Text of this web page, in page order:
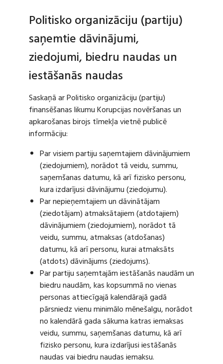
Politisko organizāciju (partiju)
saņemtie dāvinājumi,
ziedojumi, biedru naudas un
iestāšanās naudas
Saskaņā ar Politisko organizāciju (partiju)
finansēšanas likumu Korupcijas novēršanas un
apkarošanas birojs tīmekļa vietnē publicē
informāciju:
Par visiem partiju saņemtajiem dāvinājumiem
(ziedojumiem), norādot tā veidu, summu,
saņemšanas datumu, kā arī fizisko personu,
kura izdarījusi dāvinājumu (ziedojumu).
Par nepieņemtajiem un dāvinātājam
(ziedotājam) atmaksātajiem (atdotajiem)
dāvinājumiem (ziedojumiem), norādot tā
veidu, summu, atmaksas (atdošanas)
datumu, kā arī personu, kurai atmaksāts
(atdots) dāvinājums (ziedojums).
Par partiju saņemtajām iestāšanās naudām un
biedru naudām, kas kopsummā no vienas
personas attiecīgajā kalendārajā gadā
pārsniedz vienu minimālo mēnešalgu, norādot
no kalendārā gada sākuma katras iemaksas
veidu, summu, saņemšanas datumu, kā arī
fizisko personu, kura izdarījusi iestāšanās
naudas vai biedru naudas iemaksu.